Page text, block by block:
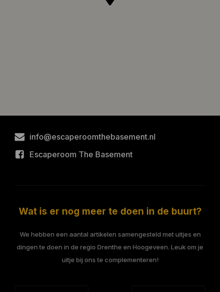
info@escaperoomthebasement.nl
Escaperoom The Basement
Wat is er nog meer te doen in de buurt?
We hebben een aantal artikelen samengesteld met uitjes en
dingen te doen in de regio Drenthe en Hoogeveen. Leuk om je
uitje bij ons te complementeren!